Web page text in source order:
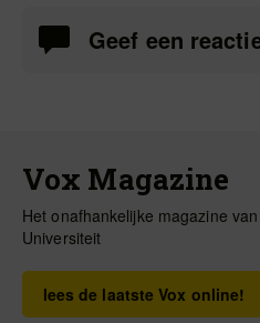
Geef een
Vox Magazine
Het onafhankelijke magazine
Universiteit
lees de laatste Vox online!